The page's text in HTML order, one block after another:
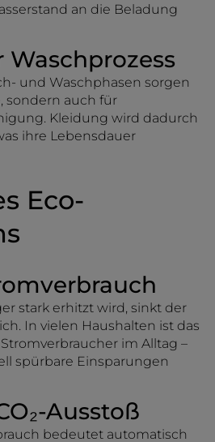
an die Beladung
Waschprozess
und Waschphasen sorgen
sondern auch für
Kleidung wird dadurch
ihre Lebensdauer
Eco-
stark erhitzt wird, sinkt der
In vielen Haushalten ist das
im Alltag –
spürbare Einsparungen
Ausstoß
bedeutet automatisch